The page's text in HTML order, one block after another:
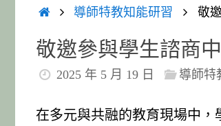
Home導師特教知能研習 敬
敬邀參與學生諮商
2025 年 5 月 19 日 導師特
在多元與共融的教育現場中